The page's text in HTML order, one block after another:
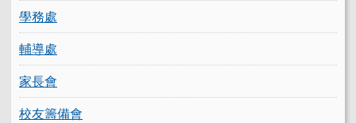
學務處
輔導處
家長會
校友籌備會